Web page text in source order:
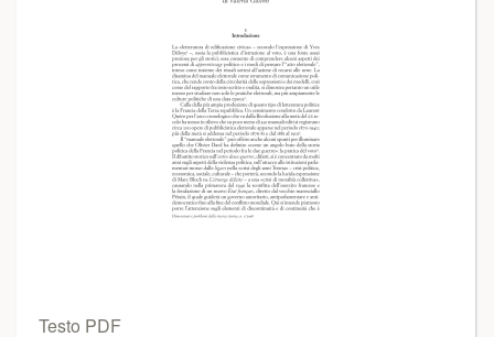
Testo PDF